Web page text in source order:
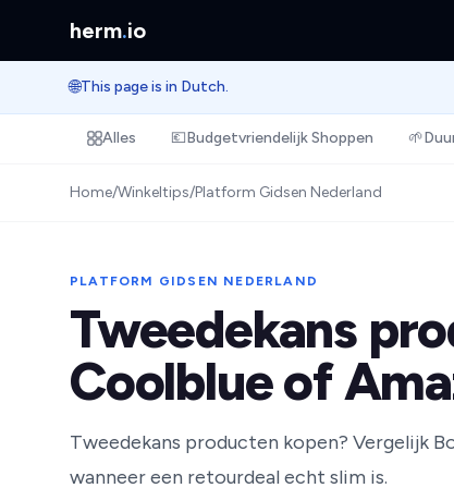
herm.io
🌐This page is in Dutch.
Alles 💶Budgetvriendelijk Shoppen 🌱
Home/Winkeltips/Platform Gidsen Nederland
PLATFORM GIDSEN NEDERLAND
Tweedekans
Coolblue of
Tweedekans producten kopen? Vergelijk
wanneer een retourdeal echt slim is.